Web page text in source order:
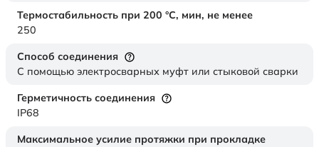
Термостабильность при 200 °С, мин, не менее
250
Способ соединения
С помощью электросварных муфт или стыковой сварки
Герметичность соединения
IP68
Максимальное усилие протяжки при прокладке